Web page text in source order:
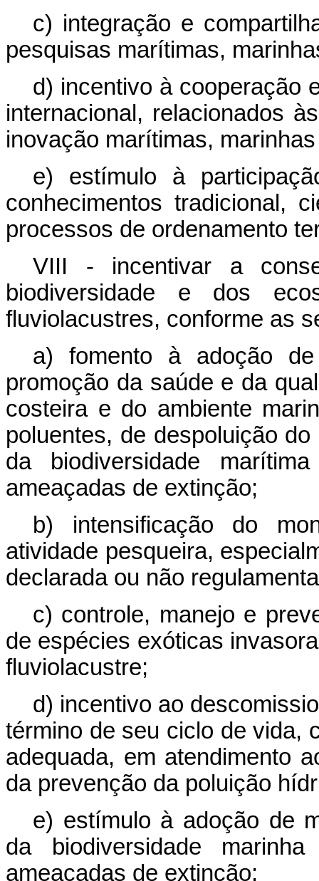
c) integração e
pesquisas marítimas,
d) incentivo à cooperação
internacional, relacionados
inovação marítimas,
e) estímulo à
conhecimentos tradicional,
processos de ordenamento
VIII - incentivar a
biodiversidade e dos
fluviolacustres, conforme as
a) fomento à adoção
promoção da saúde e da
costeira e do ambiente
poluentes, de despoluição
da biodiversidade
ameaçadas de extinção;
b) intensificação do
atividade pesqueira,
declarada ou não
c) controle, manejo e
de espécies exóticas
fluviolacustre;
d) incentivo ao
término de seu ciclo de vida,
adequada, em atendimento
da prevenção da poluição
e) estímulo à adoção de
da biodiversidade
ameaçadas de extinção;